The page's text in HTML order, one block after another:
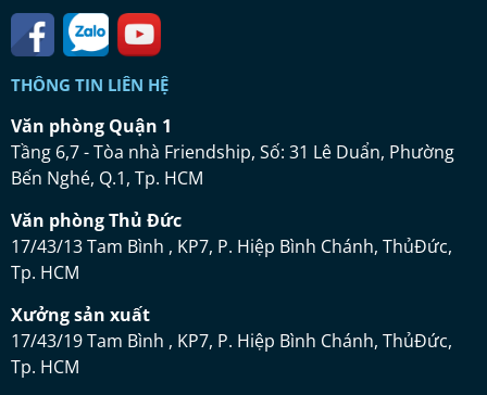
THÔNG TIN LIÊN HỆ
Văn phòng Quận 1
Tầng 6,7 - Tòa nhà Friendship, Số: 31 Lê Duẩn, Phường
Bến Nghé, Q.1, Tp. HCM
Văn phòng Thủ Đức
17/43/13 Tam Bình , KP7, P. Hiệp Bình Chánh, ThủĐức,
Tp. HCM
Xưởng sản xuất
17/43/19 Tam Bình , KP7, P. Hiệp Bình Chánh, ThủĐức,
Tp. HCM